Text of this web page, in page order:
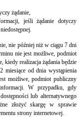
żądanie,
jeśli żądanie dotyczy
nie później niż w ciągu 7 dni
nie jest możliwe, podmiot
kiedy realizacja żądania będzie
miesiące od dnia wystąpienia
możliwe, podmiot publiczny
W przypadku, gdy
lub alternatywnego
złożyć skargę w sprawie
strony internetowej.